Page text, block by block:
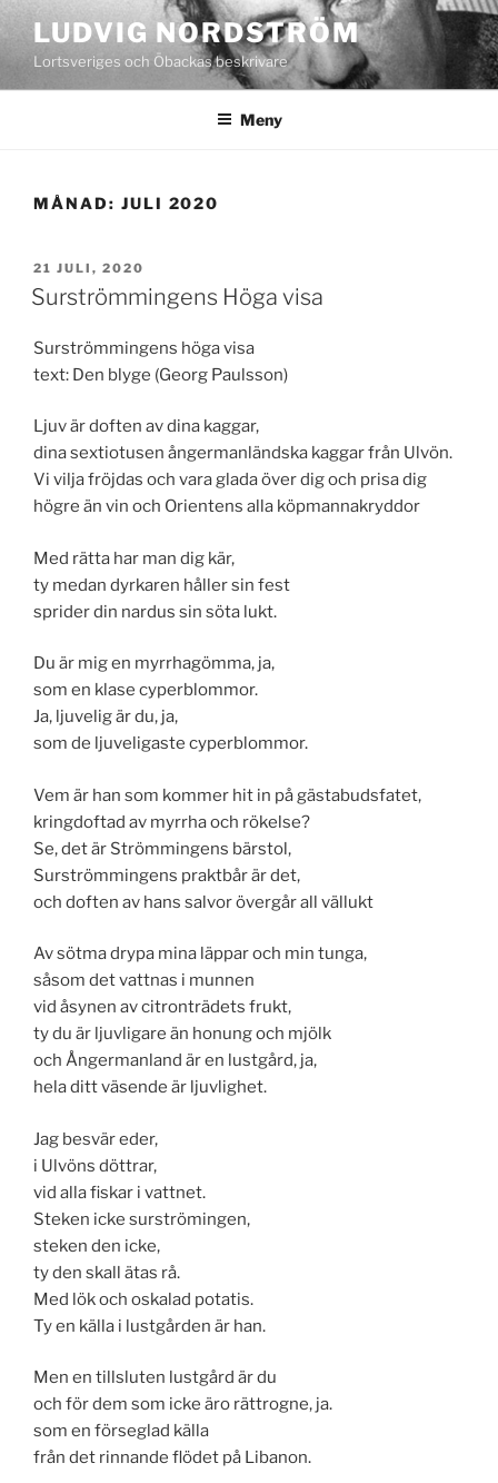
Hoppa
till
innehåll
LUDVIG NORDSTRÖM
Lortsveriges och Öbackas beskrivare
Meny
MÅNAD: JULI 2020
PUBLICERAT
21 JULI, 2020
Surströmmingens Höga visa
Surströmmingens höga visa
text: Den blyge (Georg Paulsson)
Ljuv är doften av dina kaggar,
dina sextiotusen ångermanländska kaggar från Ulvön.
Vi vilja fröjdas och vara glada över dig och prisa dig
högre än vin och Orientens alla köpmannakryddor
Med rätta har man dig kär,
ty medan dyrkaren håller sin fest
sprider din nardus sin söta lukt.
Du är mig en myrrhagömma, ja,
som en klase cyperblommor.
Ja, ljuvelig är du, ja,
som de ljuveligaste cyperblommor.
Vem är han som kommer hit in på gästabudsfatet,
kringdoftad av myrrha och rökelse?
Se, det är Strömmingens bärstol,
Surströmmingens praktbår är det,
och doften av hans salvor övergår all vällukt
Av sötma drypa mina läppar och min tunga,
såsom det vattnas i munnen
vid åsynen av citronträdets frukt,
ty du är ljuvligare än honung och mjölk
och Ångermanland är en lustgård, ja,
hela ditt väsende är ljuvlighet.
Jag besvär eder,
i Ulvöns döttrar,
vid alla fiskar i vattnet.
Steken icke surströmingen,
steken den icke,
ty den skall ätas rå.
Med lök och oskalad potatis.
Ty en källa i lustgården är han.
Men en tillsluten lustgård är du
och för dem som icke äro rättrogne, ja.
som en förseglad källa
från det rinnande flödet på Libanon.